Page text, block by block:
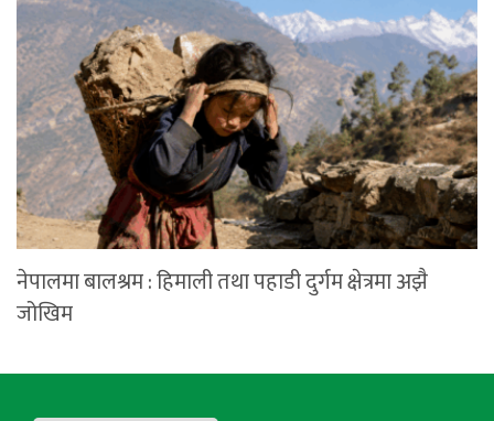
नेपालमा बालश्रम : हिमाली तथा पहाडी दुर्गम क्षेत्रमा अझै
जोखिम